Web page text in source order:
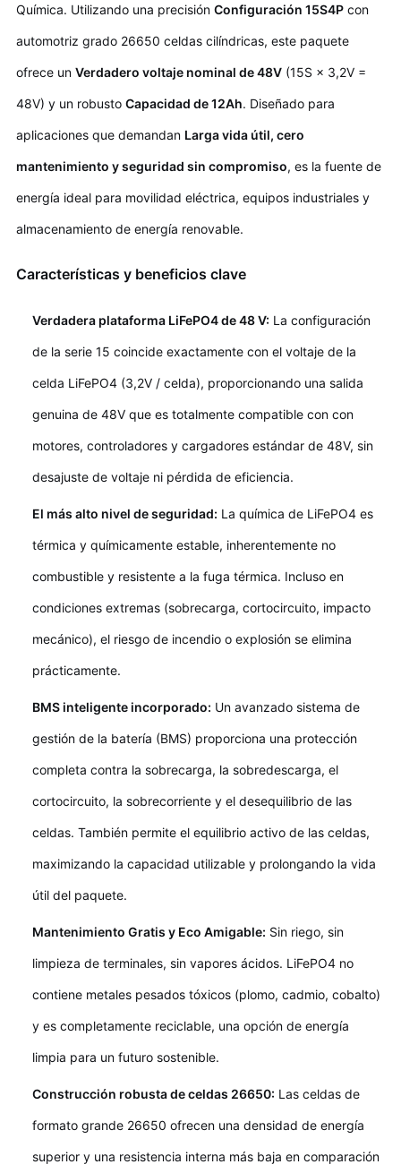
Química. Utilizando una precisiónConfiguración 15S4P con
automotriz grado 26650 celdas cilíndricas, este paquete
ofrece unVerdadero voltaje nominal de 48V (15S × 3,2V =
48V) y un robustoCapacidad de 12Ah. Diseñado para
aplicaciones que demandan Larga vida útil, cero
mantenimiento y seguridad sin compromiso, es la fuente de
energía ideal para movilidad eléctrica, equipos industriales y
almacenamiento de energía renovable.
Características y beneficios clave
Verdadera plataforma LiFePO4 de 48 V: La configuración
de la serie 15 coincide exactamente con el voltaje de la
celda LiFePO4 (3,2V / celda), proporcionando una salida
genuina de 48V que es totalmente compatible con con
motores, controladores y cargadores estándar de 48V, sin
desajuste de voltaje ni pérdida de eficiencia.
El más alto nivel de seguridad: La química de LiFePO4 es
térmica y químicamente estable, inherentemente no
combustible y resistente a la fuga térmica. Incluso en
condiciones extremas (sobrecarga, cortocircuito, impacto
mecánico), el riesgo de incendio o explosión se elimina
prácticamente.
BMS inteligente incorporado: Un avanzado sistema de
gestión de la batería (BMS) proporciona una protección
completa contra la sobrecarga, la sobredescarga, el
cortocircuito, la sobrecorriente y el desequilibrio de las
celdas. También permite el equilibrio activo de las celdas,
maximizando la capacidad utilizable y prolongando la vida
útil del paquete.
Mantenimiento Gratis y Eco Amigable: Sin riego, sin
limpieza de terminales, sin vapores ácidos. LiFePO4 no
contiene metales pesados tóxicos (plomo, cadmio, cobalto)
y es completamente reciclable, una opción de energía
limpia para un futuro sostenible.
Construcción robusta de celdas 26650: Las celdas de
formato grande 26650 ofrecen una densidad de energía
superior y una resistencia interna más baja en comparación